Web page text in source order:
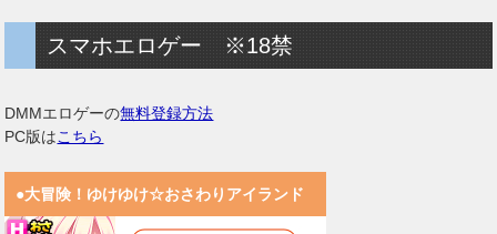
スマホエロゲー ※18禁
DMMエロゲーの無料登録方法
PC版はこちら
●大冒険！ゆけゆけ☆おさわりアイランド